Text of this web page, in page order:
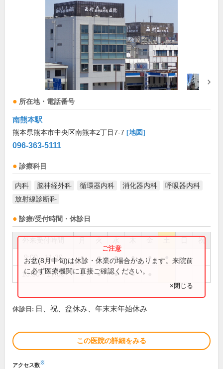
所在地・電話番号
南熊本駅
熊本県熊本市中央区南熊本2丁目7-7 [地図]
096-363-5111
診療科目
内科 脳神経外科 循環器内科 消化器内科
呼吸器内科
放射線診断科
診療/受付時間・休診日
祝
9:00～11:30 ● ● ● ● ●
13:30～17:00 ● ● ● ●
お盆(8月中旬)は休診・休業の場合があります。来院前
に必ず医療機関に直接ご確認ください。
×閉じる
休診日: 日、祝、盆休み、年末末年始休み
この医院の詳細をみる
アクセス数※